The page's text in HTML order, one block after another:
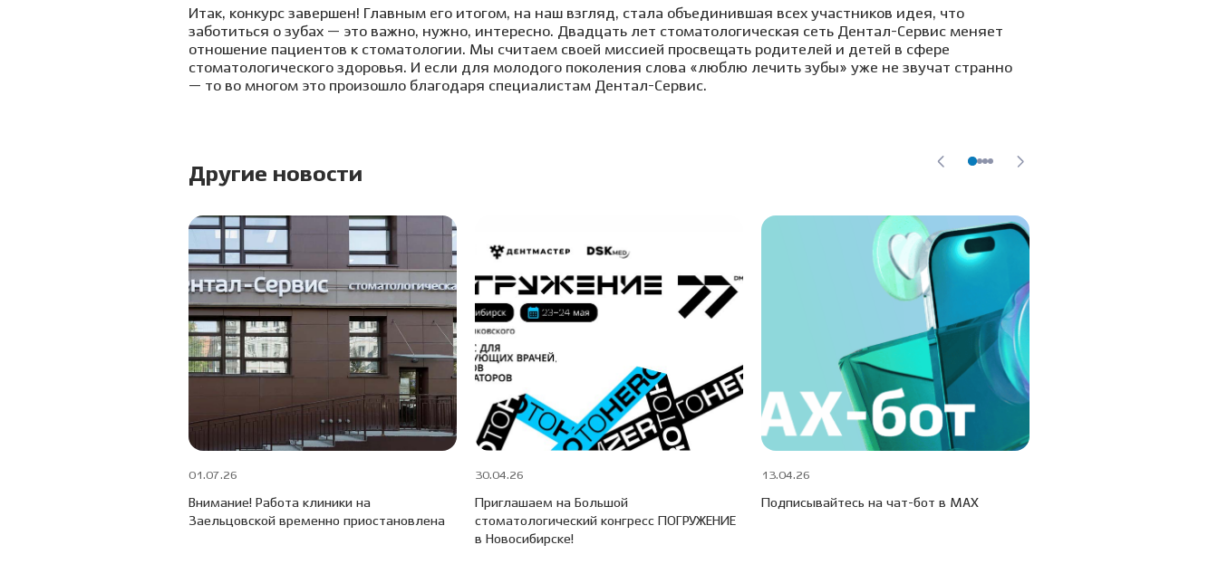
Итак, конкурс завершен! Главным его итогом, на наш взгляд, стала объединившая всех участников идея, что
заботиться о зубах — это важно, нужно, интересно. Двадцать лет стоматологическая сеть Дентал-Сервис меняет
отношение пациентов к стоматологии. Мы считаем своей миссией просвещать родителей и детей в сфере
стоматологического здоровья. И если для молодого поколения слова «люблю лечить зубы» уже не звучат странно
— то во многом это произошло благодаря специалистам Дентал-Сервис.
Другие новости
01.07.26
Внимание! Работа клиники на
Заельцовской временно приостановлена
30.04.26
Приглашаем на Большой
стоматологический конгресс ПОГРУЖЕНИЕ
в Новосибирске!
13.04.26
Подписывайтесь на чат-бот в МАХ